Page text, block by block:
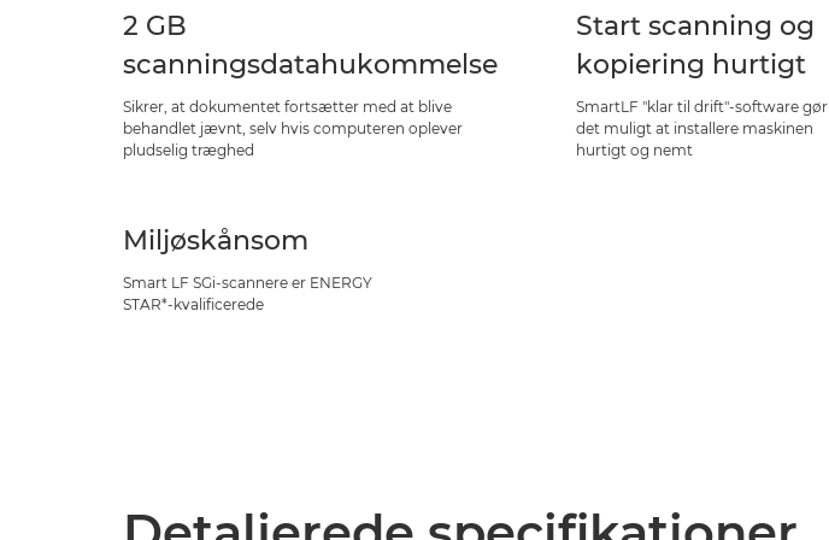
2 GB
scanningsdatahukommelse
Sikrer, at dokumentet fortsætter med at blive
behandlet jævnt, selv hvis computeren oplever
pludselig træghed
Start scanning og
kopiering hurtigt
SmartLF "klar til drift"-software gør
det muligt at installere maskinen
hurtigt og nemt
Miljøskånsom
Smart LF SGi-scannere er ENERGY
STAR*-kvalificerede